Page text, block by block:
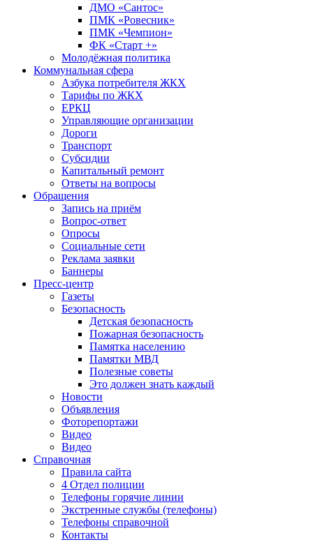
ДМО «Сантос»
ПМК «Ровесник»
ПМК «Чемпион»
ФК «Старт +»
Молодёжная политика
Коммунальная сфера
Азбука потребителя ЖКХ
Тарифы по ЖКХ
ЕРКЦ
Управляющие организации
Дороги
Транспорт
Субсидии
Капитальный ремонт
Ответы на вопросы
Обращения
Запись на приём
Вопрос-ответ
Опросы
Социальные сети
Реклама заявки
Баннеры
Пресс-центр
Газеты
Безопасность
Детская безопасность
Пожарная безопасность
Памятка населению
Памятки МВД
Полезные советы
Это должен знать каждый
Новости
Объявления
Фоторепортажи
Видео
Видео
Справочная
Правила сайта
4 Отдел полиции
Телефоны горячие линии
Экстренные службы (телефоны)
Телефоны справочной
Контакты